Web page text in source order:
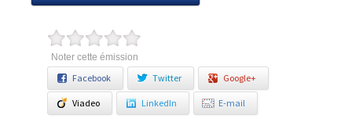
Noter cette émission
Facebook Twitter Google+
Viadeo LinkedIn E-mail